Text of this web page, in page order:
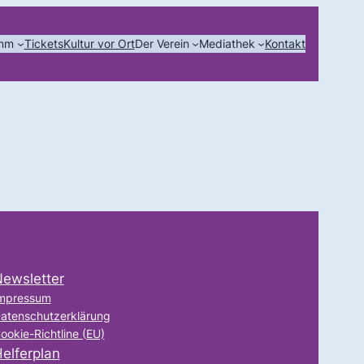
TicketsKultur vor OrtDer Verein Mediathek Kontakt
Richtline (EU)